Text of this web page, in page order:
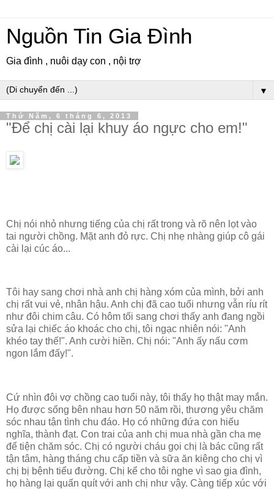
Nguồn Tin Gia Đình
Gia đình , nuôi dạy con , nội trợ
▼
Thứ Năm, 6 tháng 6, 2013
"Để chị cài lại khuy áo ngực cho em!"
Chị nói nhỏ nhưng tiếng của chị rất trong và rõ nên lọt vào
tai người chồng. Mặt anh đỏ rực. Chị nhẹ nhàng giúp cô gái
cài lại cúc áo...
Tôi hay sang chơi nhà anh chị hàng xóm của mình, bởi anh
chị rất vui vẻ, nhân hậu. Anh chị đã cao tuổi nhưng vẫn ríu rít
như đôi chim câu. Có hôm tối sang chơi thấy anh đang ngồi
sửa lại chiếc áo khoác cho chị, tôi ngạc nhiên nói: "Anh
khéo tay thế!". Anh cười hiền. Chị nói: "Anh ấy nấu cơm
ngon lắm đấy!".
Cứ nhìn đôi vợ chồng cao tuổi này, tôi thấy họ thật may mắn.
Họ được sống bên nhau hơn 50 năm rồi, thương yêu chăm
sóc nhau tận tình chu đáo. Họ có những đứa con hiếu
nghĩa, thành đạt. Con trai của anh chị mua nhà gần cha mẹ
để tiện chăm sóc. Chị có người cháu gọi chị là bác cũng rất
tận tâm, hàng tháng chu cấp tiền và sữa ăn kiêng cho chị vì
chị bị bệnh tiểu đường. Chị kể cho tôi nghe vì sao gia đình,
họ hàng lại quấn quít với anh chị như vậy. Càng tiếp xúc với